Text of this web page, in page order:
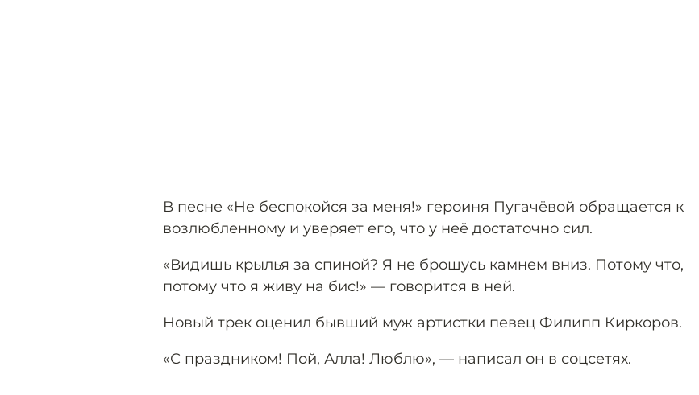
В песне «Не беспокойся за меня!» героиня Пугачёвой обращается к
возлюбленному и уверяет его, что у неё достаточно сил.
«Видишь крылья за спиной? Я не брошусь камнем вниз. Потому что,
потому что я живу на бис!» — говорится в ней.
Новый трек оценил бывший муж артистки певец Филипп Киркоров.
«С праздником! Пой, Алла! Люблю», — написал он в соцсетях.